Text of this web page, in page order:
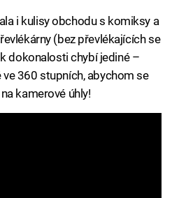
i kulisy obchodu s komiksy a
(bez převlékajících se
dokonalosti chybí jediné –
360 stupních, abychom se
kamerové úhly!